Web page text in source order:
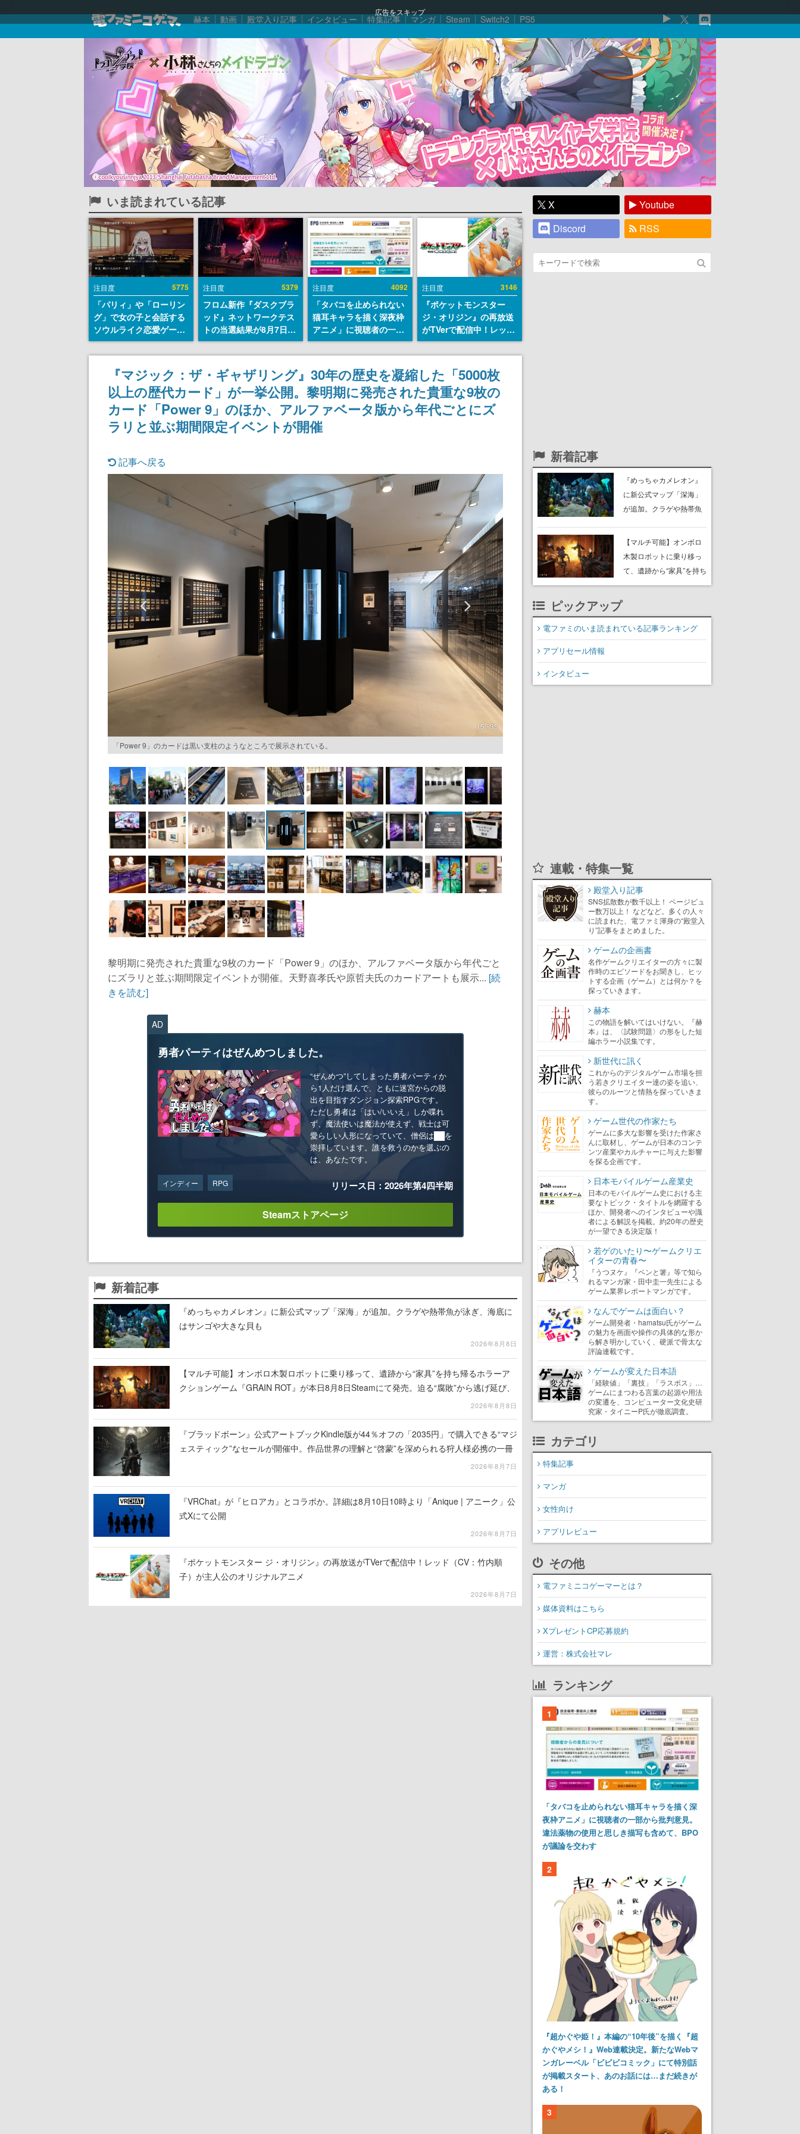
広告をスキップ
赫本 動画 殿堂入り記事 インタビュー 特集記事 マンガ Steam Switch2 PS5
いま読まれている記事
注目度 5775
「パリィ」や「ローリン
グ」で女の子と会話する
ソウルライク恋愛ゲーム
『小早川さんはソウルラ
イク』無料公開。返事に
失敗すると「YOU
DIED」
注目度 5379
フロム新作『ダスクブラ
ッド』ネットワークテス
トの当選結果が8月7日22
時に発表。応募サイトの
マイページから確認可
能、テスト実施は8月21
日～24日
注目度 4092
「タバコを止められない
猫耳キャラを描く深夜枠
アニメ」に視聴者の一部
から批判意見。違法薬物
の使用と思しき描写も含
めて、BPOが議論を交わ
す
注目度 3146
『ポケットモンスター
ジ・オリジン』の再放送
がTVerで配信中！レッド
（CV：竹内順子）が主人
公のオリジナルアニメ
『マジック：ザ・ギャザリング』30年の歴史を凝縮した「5000枚
以上の歴代カード」が一挙公開。黎明期に発売された貴重な9枚の
カード「Power 9」のほか、アルファベータ版から年代ごとにズ
ラリと並ぶ期間限定イベントが開催
記事へ戻る
15 / 35
「Power 9」のカードは黒い支柱のようなところで展示されている。
黎明期に発売された貴重な9枚のカード「Power 9」のほか、アルファベータ版から年代ごと
にズラリと並ぶ期間限定イベントが開催。天野喜孝氏や原哲夫氏のカードアートも展示... [続
きを読む]
AD
勇者パーティはぜんめつしました。
“ぜんめつ”してしまった勇者パーティか
ら1人だけ選んで、ともに迷宮からの脱
出を目指すダンジョン探索RPGです。
ただし勇者は「はい/いいえ」しか喋れ
ず、魔法使いは魔法が使えず、戦士は可
愛らしい人形になっていて、僧侶は██を
崇拝しています。誰を救うのかを選ぶの
は、あなたです。
インディー RPG リリース日：2026年第4四半期
Steamストアページ
新着記事
『めっちゃカメレオン』に新公式マップ「深海」が追加。クラゲや熱帯魚が泳ぎ、海底に
はサンゴや大きな貝も
2026年8月8日
【マルチ可能】オンボロ木製ロボットに乗り移って、遺跡から“家具”を持ち帰るホラーア
クションゲーム『GRAIN ROT』が本日8月8日Steamにて発売。迫る“腐敗”から逃げ延び、
2026年8月8日
『ブラッドボーン』公式アートブックKindle版が44％オフの「2035円」で購入できる“マジ
ェスティック”なセールが開催中。作品世界の理解と“啓蒙”を深められる狩人様必携の一冊
2026年8月7日
『VRChat』が『ヒロアカ』とコラボか。詳細は8月10日10時より「Anique | アニーク」公
式Xにて公開
2026年8月7日
『ポケットモンスター ジ・オリジン』の再放送がTVerで配信中！レッド（CV：竹内順
子）が主人公のオリジナルアニメ
2026年8月7日
X
Youtube
Discord
RSS
新着記事
『めっちゃカメレオン』
に新公式マップ「深海」
が追加。クラゲや熱帯魚
や大きな貝も
【マルチ可能】オンボロ
木製ロボットに乗り移っ
て、遺跡から“家具”を持ち
帰るホラーアクションゲ
売。迫る“腐敗”から逃げ延
び、持ち帰った家具で基
ピックアップ
電ファミのいま読まれている記事ランキング
アプリセール情報
インタビュー
連載・特集一覧
殿堂入り記事
SNS拡散数が数千以上！ ページビュ
ー数万以上！ などなど。多くの人々
に読まれた、電ファミ渾身の“殿堂入
り”記事をまとめました。
ゲームの企画書
名作ゲームクリエイターの方々に製
作時のエピソードをお聞きし、ヒッ
トする企画（ゲーム）とは何か？を
探っていきます。
赫本
この物語を解いてはいけない。『赫
本』は、〈試験問題〉の形をした短
編ホラー小説集です。
新世代に訊く
これからのデジタルゲーム市場を担
う若きクリエイター達の姿を追い、
彼らのルーツと情熱を探っていきま
す。
ゲーム世代の作家たち
ゲームに多大な影響を受けた作家さ
んに取材し、ゲームが日本のコンテ
ンツ産業やカルチャーに与えた影響
を探る企画です。
日本モバイルゲーム産業史
日本のモバイルゲーム史における主
要なトピック・タイトルを網羅する
ほか、開発者へのインタビューや識
者による解説を掲載。約20年の歴史
が一望できる決定版！
若ゲのいたり〜ゲームクリエ
イターの青春〜
『うつヌケ』『ペンと箸』等で知ら
れるマンガ家・田中圭一先生による
ゲーム業界レポートマンガです。
なんでゲームは面白い？
ゲーム開発者・hamatsu氏がゲーム
の魅力を画面や操作の具体的な形か
ら解き明かしていく、硬派で骨太な
評論連載です。
ゲームが変えた日本語
「経験値」「裏技」「ラスボス」…
ゲームにまつわる言葉の起源や用法
の変遷を、コンピューター文化史研
究家・タイニーP氏が徹底調査。
カテゴリ
特集記事
マンガ
女性向け
アプリレビュー
その他
電ファミニコゲーマーとは？
媒体資料はこちら
XプレゼントCP応募規約
運営：株式会社マレ
ランキング
1
「タバコを止められない猫耳キャラを描く深
夜枠アニメ」に視聴者の一部から批判意見。
違法薬物の使用と思しき描写も含めて、BPO
が議論を交わす
2
『超かぐや姫！』本編の“10年後”を描く『超
かぐやメシ！』Web連載決定。新たなWebマ
ンガレーベル「ビビビコミック」にて特別話
が掲載スタート、あのお話には…まだ続きが
ある！
3